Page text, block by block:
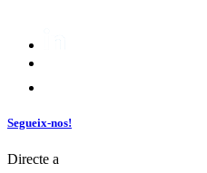
Segueix-nos!
Directe a